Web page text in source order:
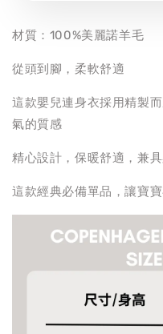
材質：100%美麗諾羊毛
從頭到腳，柔軟舒適
這款嬰兒連身衣採用精製
氣的質感
精心設計，保暖舒適，兼
這款經典必備單品，讓寶